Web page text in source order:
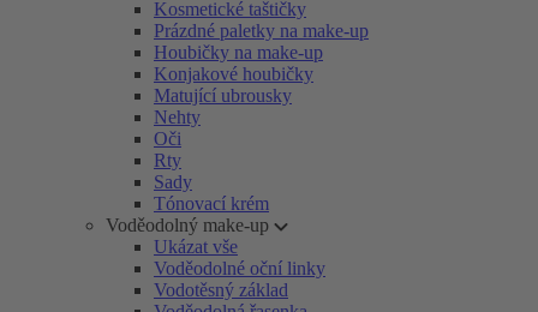
Kosmetické taštičky
Prázdné paletky na make-up
Houbičky na make-up
Konjakové houbičky
Matující ubrousky
Nehty
Oči
Rty
Sady
Tónovací krém
Voděodolný make-up
Ukázat vše
Voděodolné oční linky
Vodotěsný základ